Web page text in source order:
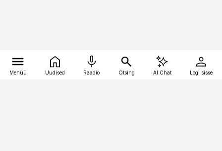
Menüü Uudised Raadio Otsing AI Chat Logi sisse